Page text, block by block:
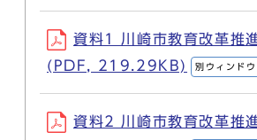
資料1 川崎市教育改革推
(PDF, 219.29KB)
別ウィンドウ
資料2 川崎市教育改革推